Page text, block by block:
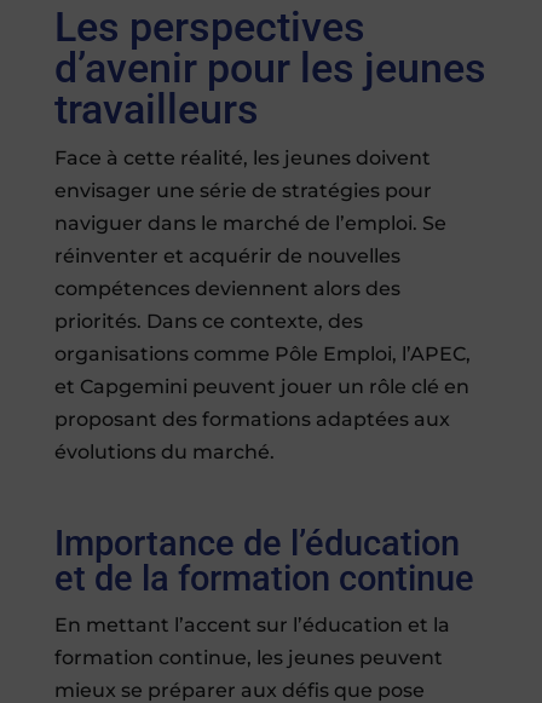
Les perspectives
d’avenir pour les jeunes
travailleurs
Face à cette réalité, les jeunes doivent
envisager une série de stratégies pour
naviguer dans le marché de l’emploi. Se
réinventer et acquérir de nouvelles
compétences deviennent alors des
priorités. Dans ce contexte, des
organisations comme Pôle Emploi, l’APEC,
et Capgemini peuvent jouer un rôle clé en
proposant des formations adaptées aux
évolutions du marché.
Importance de l’éducation
et de la formation continue
En mettant l’accent sur l’éducation et la
formation continue, les jeunes peuvent
mieux se préparer aux défis que pose